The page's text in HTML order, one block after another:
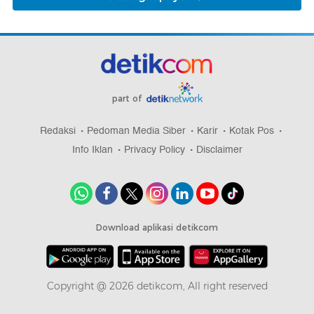
part of
Redaksi Pedoman Media Siber Karir
Kotak Pos
Info Iklan
Privacy Policy Disclaimer
Download aplikasi detikcom
Copyright @ 2026 detikcom, All right reserved